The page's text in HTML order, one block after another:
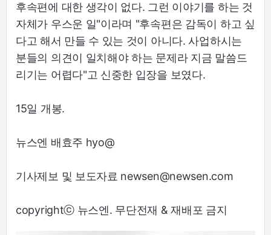
후속편에 대한 생각이 없다. 그런 이야기를 하는 것
자체가 우스운 일"이라며 "후속편은 감독이 하고 싶
다고 해서 만들 수 있는 것이 아니다. 사업하시는
분들의 의견이 일치해야 하는 문제라 지금 말씀드
리기는 어렵다"고 신중한 입장을 보였다.
15일 개봉.
뉴스엔 배효주 hyo@
기사제보 및 보도자료 newsen@newsen.com
copyrightⓒ 뉴스엔. 무단전재 & 재배포 금지